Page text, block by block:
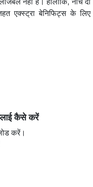
एक्स्ट्रा बेनिफिट्स के लिए
कैसे करें
करें।